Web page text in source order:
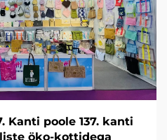
Kanti poole 137. kanti
öko-kottidega